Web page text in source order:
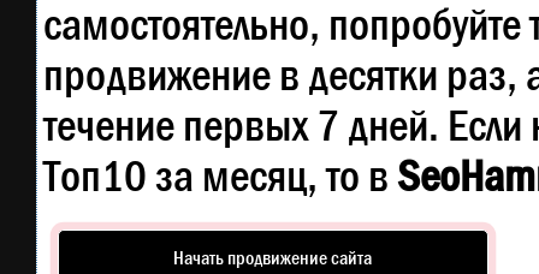
самостоятельно, попробуйте
продвижение в десятки раз,
течение первых 7 дней.
Топ10 за месяц, то в
Начать продвижение сайта